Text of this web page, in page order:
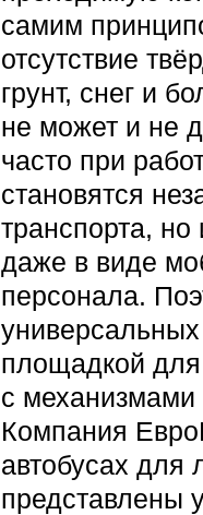
самим
отсутствие
грунт, снег и
не может и не
часто при
становятся
транспорта, но
даже в виде
персонала.
площадкой
с механизмами
Компания
автобусах для
представлены